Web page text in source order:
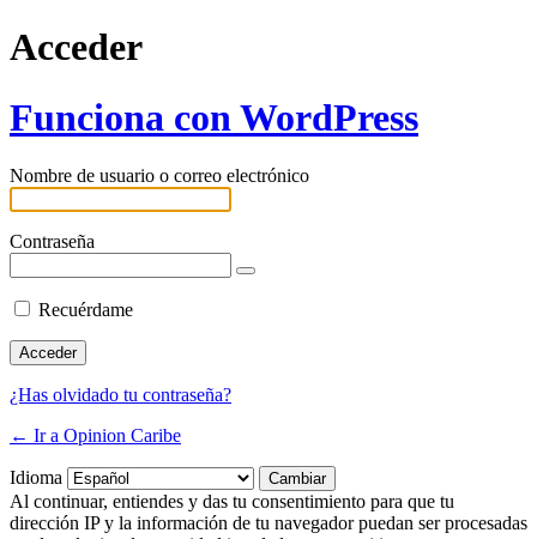
Acceder
Funciona con WordPress
Nombre de usuario o correo electrónico
Contraseña
Recuérdame
¿Has olvidado tu contraseña?
← Ir a Opinion Caribe
Idioma
Al continuar, entiendes y das tu consentimiento para que tu
dirección IP y la información de tu navegador puedan ser procesadas